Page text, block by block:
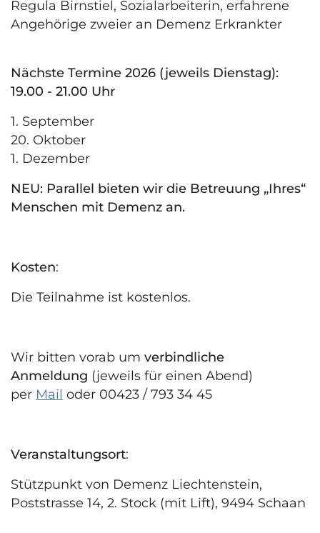
Regula Birnstiel, Sozialarbeiterin, erfahrene
Angehörige zweier an Demenz Erkrankter
Nächste Termine 2026 (jeweils Dienstag):
19.00 - 21.00 Uhr
1. September
20. Oktober
1. Dezember
NEU: Parallel bieten wir die Betreuung „Ihres“
Menschen mit Demenz an.
Kosten:
Die Teilnahme ist kostenlos.
Wir bitten vorab um verbindliche
Anmeldung (jeweils für einen Abend)
per Mail oder 00423 / 793 34 45
Veranstaltungsort:
Stützpunkt von Demenz Liechtenstein,
Poststrasse 14, 2. Stock (mit Lift), 9494 Schaan